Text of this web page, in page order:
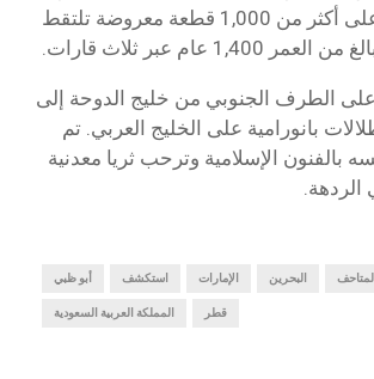
مربع ، ويحتوي على أكثر من 1,000 قطعة معروضة تلتقط
عام عبر ثلاث قارات.
الطرف الجنوبي من خليج الدوحة إلى
بانورامية على الخليج العربي. تم
بالفنون الإسلامية وترحب ثريا معدنية
الردهة.
أبو ظبي استكشف الإمارات البحرين المتاحف
المملكة العربية السعودية قطر